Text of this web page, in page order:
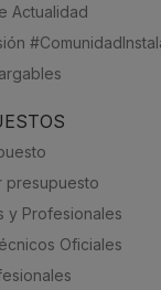
Actualidad
presupuesto
y Profesionales
Oficiales